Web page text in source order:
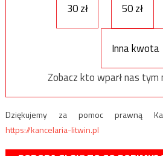
30 zł
50 zł
Inna kwota
Zobacz kto wparł nas tym
Dziękujemy za pomoc prawną
https://kancelaria-litwin.pl